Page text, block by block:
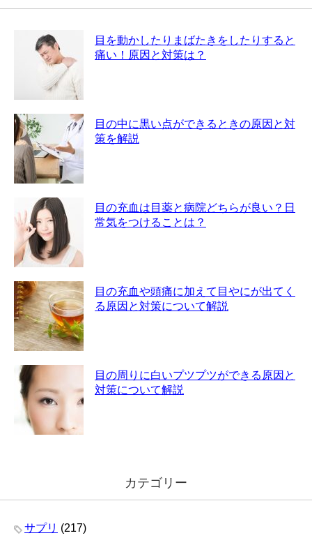
目を動かしたりまばたきをしたりすると
痛い！原因と対策は？
目の中に黒い点ができるときの原因と対
策を解説
目の充血は目薬と病院どちらが良い？日
常気をつけることは？
目の充血や頭痛に加えて目やにが出てく
る原因と対策について解説
目の周りに白いプツプツができる原因と
対策について解説
カテゴリー
サプリ (217)